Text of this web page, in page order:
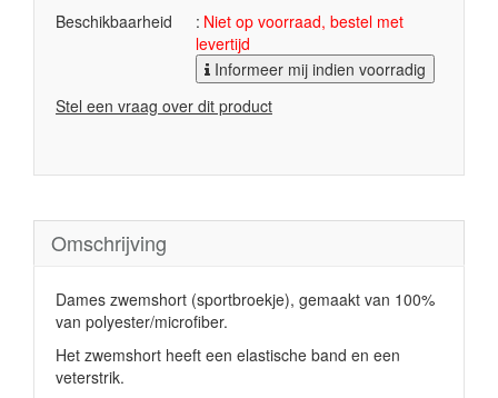
Beschikbaarheid
Niet op voorraad, bestel met
levertijd
Informeer mij indien voorradig
Stel een vraag over dit product
Omschrijving
Dames zwemshort (sportbroekje), gemaakt van 100%
van polyester/microfiber.
Het zwemshort heeft een elastische band en een
veterstrik.